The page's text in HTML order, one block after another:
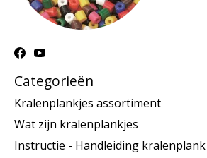
Categorieën
Kralenplankjes assortiment
Wat zijn kralenplankjes
Instructie - Handleiding kralenplank